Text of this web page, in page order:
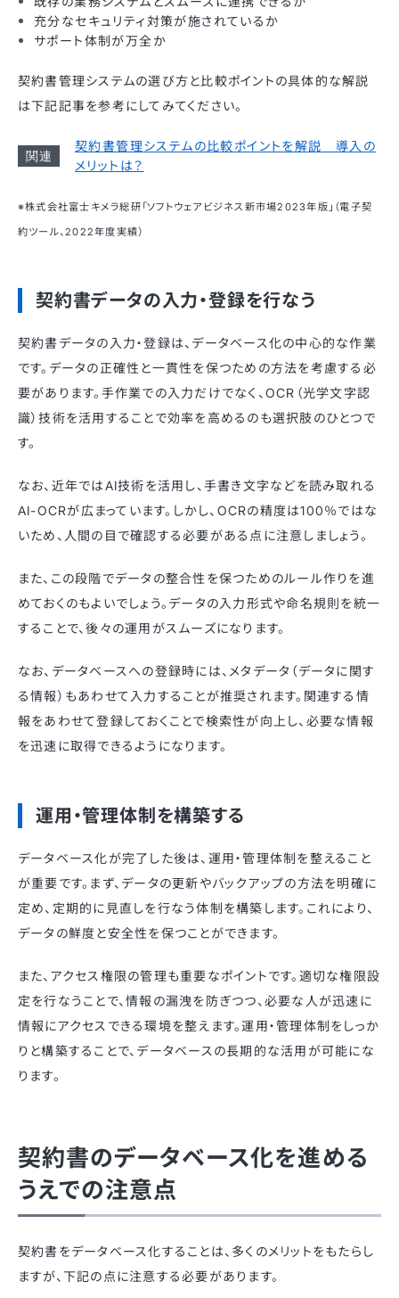
充分なセキュリティ対策が施されているか
サポート体制が万全か
契約書管理システムの選び方と比較ポイントの具体的な解説
は下記記事を参考にしてみてください。
契約書管理システムの比較ポイントを解説 導入の
メリットは？
※株式会社富士キメラ総研「ソフトウェアビジネス新市場2023年版」（電子契
約ツール、2022年度実績）
契約書データの入力・登録を行なう
契約書データの入力・登録は、データベース化の中心的な作業
です。データの正確性と一貫性を保つための方法を考慮する必
要があります。手作業での入力だけでなく、OCR（光学文字認
識）技術を活用することで効率を高めるのも選択肢のひとつで
す。
なお、近年ではAI技術を活用し、手書き文字などを読み取れる
AI-OCRが広まっています。しかし、OCRの精度は100％ではな
いため、人間の目で確認する必要がある点に注意しましょう。
また、この段階でデータの整合性を保つためのルール作りを進
めておくのもよいでしょう。データの入力形式や命名規則を統一
することで、後々の運用がスムーズになります。
なお、データベースへの登録時には、メタデータ（データに関す
る情報）もあわせて入力することが推奨されます。関連する情
報をあわせて登録しておくことで検索性が向上し、必要な情報
を迅速に取得できるようになります。
運用・管理体制を構築する
データベース化が完了した後は、運用・管理体制を整えること
が重要です。まず、データの更新やバックアップの方法を明確に
定め、定期的に見直しを行なう体制を構築します。これにより、
データの鮮度と安全性を保つことができます。
また、アクセス権限の管理も重要なポイントです。適切な権限設
定を行なうことで、情報の漏洩を防ぎつつ、必要な人が迅速に
情報にアクセスできる環境を整えます。運用・管理体制をしっか
りと構築することで、データベースの長期的な活用が可能にな
ります。
契約書のデータベース化を進める
うえでの注意点
契約書をデータベース化することは、多くのメリットをもたらし
ますが、下記の点に注意する必要があります。